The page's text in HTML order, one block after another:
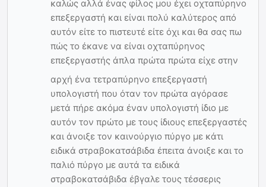
καλώς αλλά ένας φίλος μου έχει οχταπύρηνο
επεξεργαστή και είναι πολύ καλύτερος από
αυτόν είτε το πιστευτέ είτε όχι και θα σας πω
πώς το έκανε να είναι οχταπύρηνος
επεξεργαστής άπλα πρώτα πρώτα είχε στην
αρχή ένα τετραπύρηνο επεξεργαστή
υπολογιστή που όταν τον πρώτα αγόρασε
μετά πήρε ακόμα έναν υπολογιστή ίδιο με
αυτόν τον πρώτο με τους ίδιους επεξεργαστές
και άνοιξε τον καινούργιο πύργο με κάτι
ειδικά στραβοκατσάβιδα έπειτα άνοιξε και το
παλιό πύργο με αυτά τα ειδικά
στραβοκατσάβιδα έβγαλε τους τέσσερις